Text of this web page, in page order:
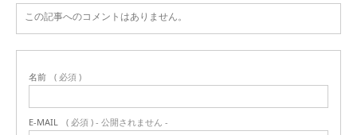
この記事へのコメントはありません。
名前 ( 必須 )
E-MAIL ( 必須 ) - 公開されません -